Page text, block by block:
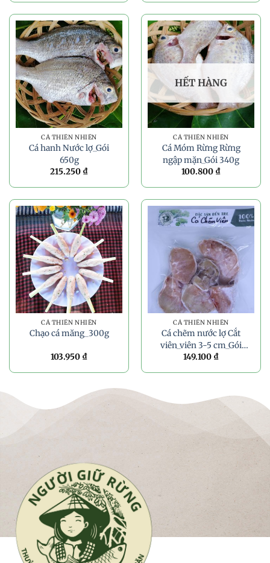
CÁ THIÊN NHIÊN
Cá hanh Nước lợ_Gói
650g
215.250 ₫
HẾT HÀNG
CÁ THIÊN NHIÊN
Cá Móm Rừng Rừng
ngập mặn_Gói 340g
100.800 ₫
CÁ THIÊN NHIÊN
Chạo cá măng_300g
103.950 ₫
CÁ THIÊN NHIÊN
Cá chẽm nước lợ Cắt
viên_viên 3-5 cm_Gói
300g
149.100 ₫